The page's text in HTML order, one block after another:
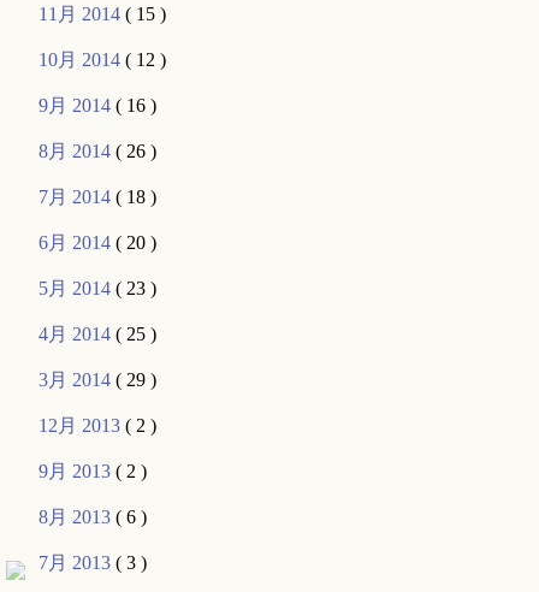
11月 2014( 15 )
10月 2014( 12 )
9月 2014( 16 )
8月 2014( 26 )
7月 2014( 18 )
6月 2014( 20 )
5月 2014( 23 )
4月 2014( 25 )
3月 2014( 29 )
12月 2013( 2 )
9月 2013( 2 )
8月 2013( 6 )
7月 2013( 3 )